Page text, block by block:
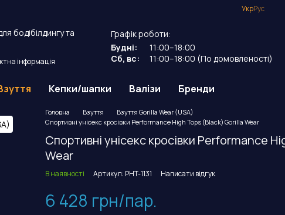
УкрРус
бодібілдингу та
інформація
Графік роботи:
Будні:
11:00–18:00
Сб, вс:
11:00–18:00 (По домовленості)
Кепки/шапки Валізи Бренди
Головна Взуття
Взуття Gorilla Wear (USA)
Спортивні унісекс кросівки Performance High Tops (Black) Gorilla Wear
Спортивні унісекс кросівки Performance
Wear
В наявності Артикул: PHT-1131 Написати відгук
6 428 грн/пар.